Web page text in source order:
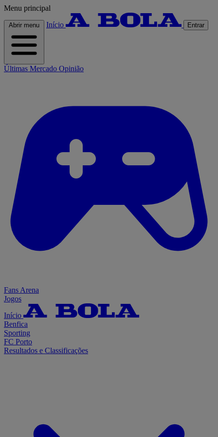
Menu principal
Abrir menu Início Entrar
Últimas Mercado Opinião
Fans Arena
Jogos
Início
Benfica
Sporting
FC Porto
Resultados e Classificações